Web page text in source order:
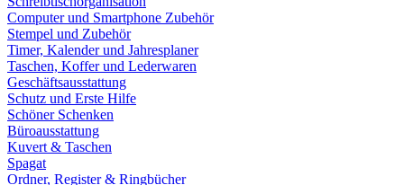
Computer und Smartphone Zubehör
Stempel und Zubehör
Timer, Kalender und Jahresplaner
Taschen, Koffer und Lederwaren
Geschäftsausstattung
Schutz und Erste Hilfe
Schöner Schenken
Büroausstattung
Kuvert & Taschen
Spagat
Ordner, Register & Ringbücher